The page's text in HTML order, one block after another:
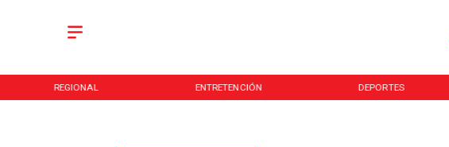
REGIONAL ENTRETENCIÓN DEPORTES